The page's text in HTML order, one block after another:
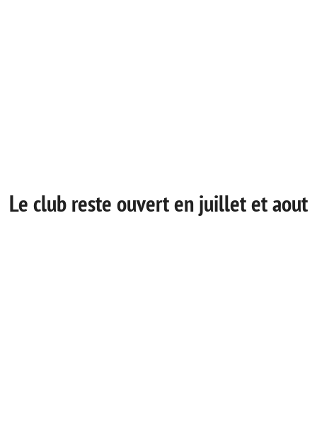
Le club reste ouvert en juillet et aout